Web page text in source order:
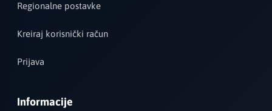
Regionalne postavke
Kreiraj korisnički račun
Prijava
Informacije